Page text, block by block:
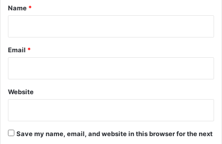
*
Name *
Email *
Website
Save my name, email, and website in this browser for the next